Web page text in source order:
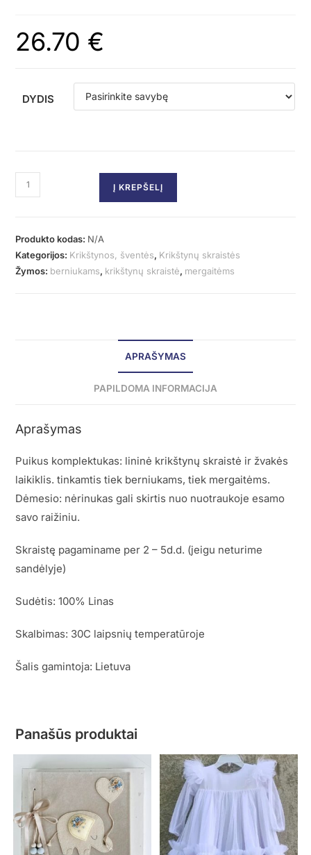
26.70 €
DYDIS
Į KREPŠELĮ
Produkto kodas: N/A
Kategorijos: Krikštynos, šventės, Krikštynų skraistės
Žymos: berniukams, krikštynų skraistė, mergaitėms
APRAŠYMAS
PAPILDOMA INFORMACIJA
Aprašymas
Puikus komplektukas: lininė krikštynų skraistė ir žvakės
laikiklis. tinkamtis tiek berniukams, tiek mergaitėms.
Dėmesio: nėrinukas gali skirtis nuo nuotraukoje esamo
savo raižiniu.
Skraistę pagaminame per 2 – 5d.d. (jeigu neturime
sandėlyje)
Sudėtis: 100% Linas
Skalbimas: 30C laipsnių temperatūroje
Šalis gamintoja: Lietuva
Panašūs produktai